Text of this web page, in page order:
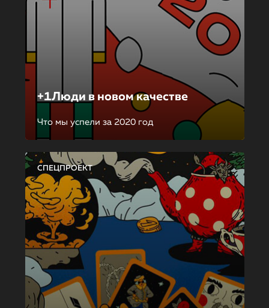
+1Люди в новом качестве
Что мы успели за 2020 год
СПЕЦПРОЕКТ